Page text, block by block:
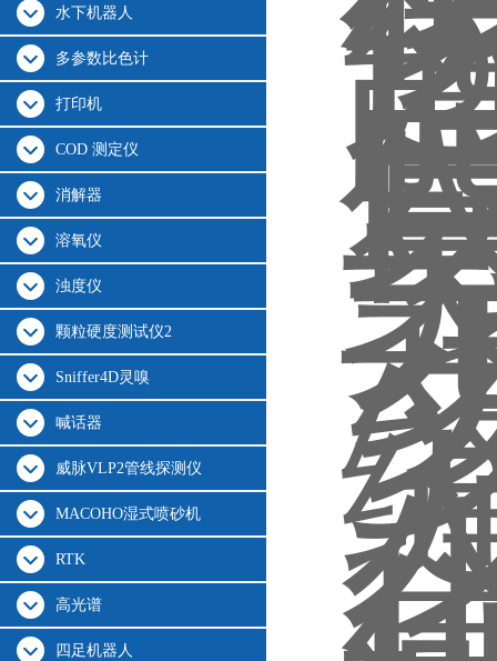
水下机器人
多参数比色计
打印机
COD 测定仪
消解器
溶氧仪
浊度仪
颗粒硬度测试仪2
Sniffer4D灵嗅
喊话器
威脉VLP2管线探测仪
MACOHO湿式喷砂机
RTK
高光谱
四足机器人